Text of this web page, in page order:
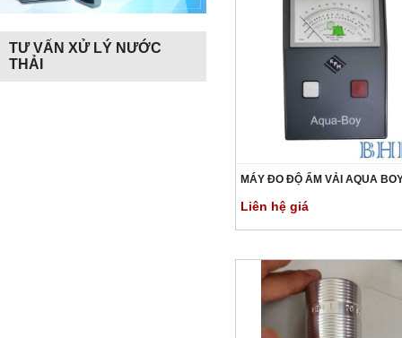
TƯ VẤN XỬ LÝ NƯỚC
THẢI
MÁY ĐO ĐỘ ẨM VẢI AQUA
Liên hệ giá